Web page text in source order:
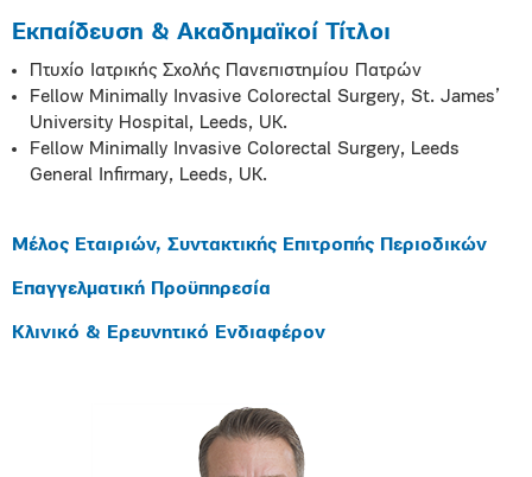
Εκπαίδευση & Ακαδημαϊκοί Τίτλοι
Πτυχίο Ιατρικής Σχολής Πανεπιστημίου Πατρών
Fellow Minimally Invasive Colorectal Surgery, St. James’
University Hospital, Leeds, UK.
Fellow Minimally Invasive Colorectal Surgery, Leeds
General Infirmary, Leeds, UK.
Μέλος Εταιριών, Συντακτικής Επιτροπής Περιοδικών
Επαγγελματική Προϋπηρεσία
Κλινικό & Ερευνητικό Ενδιαφέρον